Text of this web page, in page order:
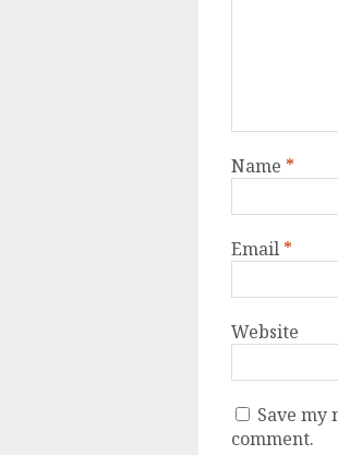
Name *
Email *
Website
Save my
comment.